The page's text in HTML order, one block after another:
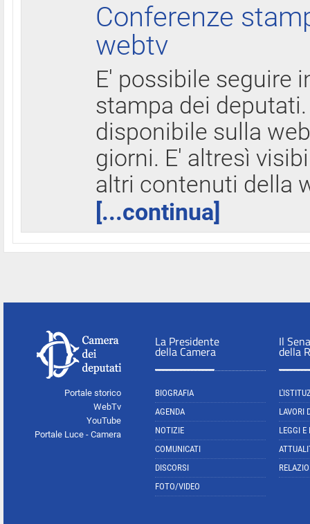
Conferenze
webtv
E' possibile seguire
stampa dei
disponibile sulla
giorni. E' altresì
altri contenuti della
[...continua]
Portale storico
WebTv
YouTube
Portale Luce - Camera
La Presidente
della Camera
BIOGRAFIA
AGENDA
NOTIZIE
COMUNICATI
DISCORSI
FOTO/VIDEO
Il
della
LAVORI
LEGGI E